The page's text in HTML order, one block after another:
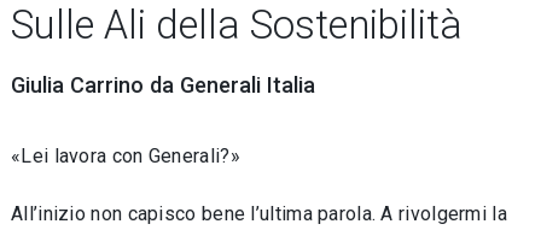
Sulle Ali della Sostenibilità
Giulia Carrino da Generali Italia
«Lei lavora con Generali?»
All’inizio non capisco bene l’ultima parola. A rivolgermi la